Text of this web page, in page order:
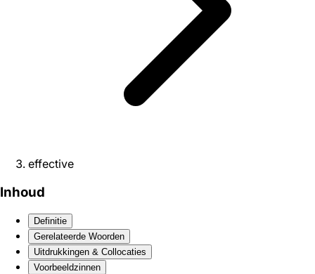
effective
Inhoud
Definitie
Gerelateerde Woorden
Uitdrukkingen & Collocaties
Voorbeeldzinnen